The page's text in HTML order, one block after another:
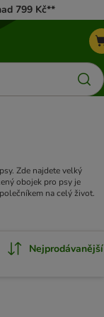
799 Kč**
Zde najdete velký
obojek pro psy je
na celý život.
Nejprodávanější